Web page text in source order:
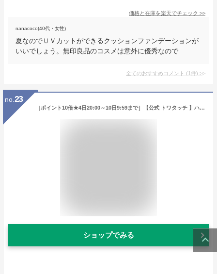
価格と在庫を楽天でチェック >>
nanacoco(40代・女性)
夏なのでＵＶカットができるクッションファンデーションが
いいでしょう。無印良品のコスメは意外に優秀なので
全てのおすすめコメント (1件) >
no. 23
［ポイント10倍★4日20:00～10日9:59まで］【公式 トワタッチ 】ハートクッションファンデ トワタッチ クッションファンデ troistouch 6種14g 韓国コスメ ファンデーション メイク持続 保湿 カバー力 高密着 毛穴カバー 崩れにくい #troistouch
ショップでみる